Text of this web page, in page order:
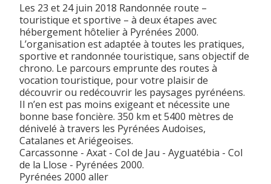
Les 23 et 24 juin 2018 Randonnée route –
touristique et sportive – à deux étapes avec
hébergement hôtelier à Pyrénées 2000.
L’organisation est adaptée à toutes les pratiques,
sportive et randonnée touristique, sans objectif de
chrono. Le parcours emprunte des routes à
vocation touristique, pour votre plaisir de
découvrir ou redécouvrir les paysages pyrénéens.
Il n’en est pas moins exigeant et nécessite une
bonne base foncière. 350 km et 5400 mètres de
dénivelé à travers les Pyrénées Audoises,
Catalanes et Ariégeoises.
Carcassonne - Axat - Col de Jau - Ayguatébia - Col
de la Llose - Pyrénées 2000.
Pyrénées 2000 aller